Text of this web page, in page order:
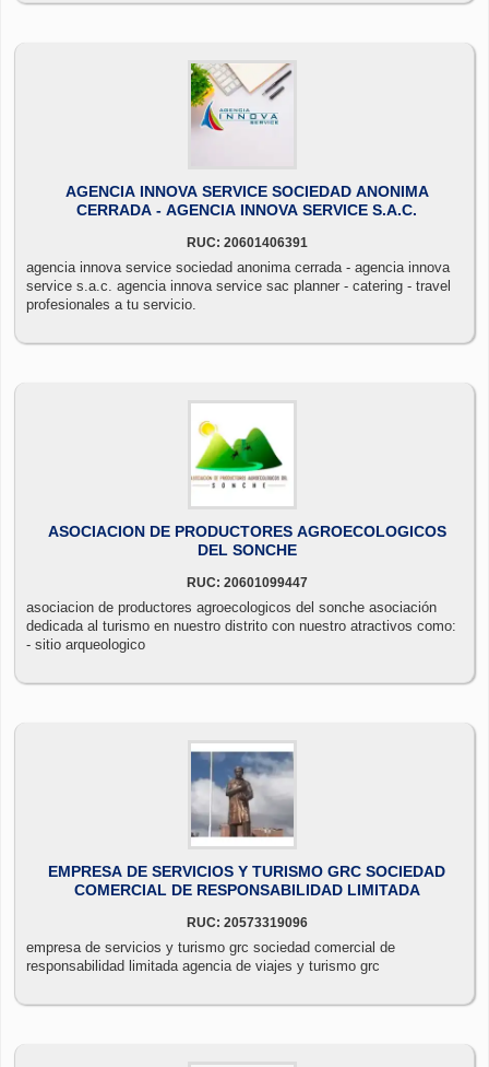
AGENCIA INNOVA SERVICE SOCIEDAD ANONIMA
CERRADA - AGENCIA INNOVA SERVICE S.A.C.
RUC: 20601406391
agencia innova service sociedad anonima cerrada - agencia innova
service s.a.c. agencia innova service sac planner - catering - travel
profesionales a tu servicio.
ASOCIACION DE PRODUCTORES AGROECOLOGICOS
DEL SONCHE
RUC: 20601099447
asociacion de productores agroecologicos del sonche asociación
dedicada al turismo en nuestro distrito con nuestro atractivos como:
- sitio arqueologico
EMPRESA DE SERVICIOS Y TURISMO GRC SOCIEDAD
COMERCIAL DE RESPONSABILIDAD LIMITADA
RUC: 20573319096
empresa de servicios y turismo grc sociedad comercial de
responsabilidad limitada agencia de viajes y turismo grc